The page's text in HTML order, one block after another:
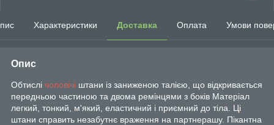
Характеристики Доставка Оплата Умови
Опис
Обтислі чоловічі штани із заниженою талією, що відкривається
передньою частиною та двома ремінцями з боків Матеріал
легкий, тонкий, м'який, еластичний і приємний до тіла. Ці
штани справить незабутнє враження на партнерашу. Пікантна